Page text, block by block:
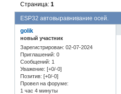
ESP32 автовыравнивание осей.
Страница:1
golik
новый участник
Зарегистрирован: 02-07-2024
Приглашений: 0
Сообщений: 1
Уважение: [+0/-0]
Позитив: [+0/-0]
Провел на форуме:
1 час 4 минуты